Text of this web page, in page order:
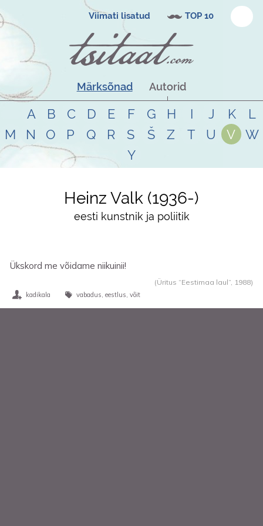
Viimati lisatud TOP 10
Märksõnad Autorid
A B C D E F G H I J K
L
M
N O P Q R S Š Z T U V
W
Y
Heinz Valk 1936-
eesti kunstnik ja poliitik
Ükskord me võidame niikuinii!
(Üritus “Eestimaa laul”, 1988)
kadikala vabadus eestlus võit